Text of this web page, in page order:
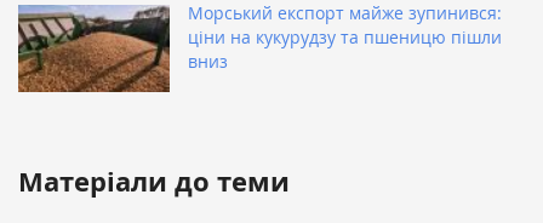
Морський експорт майже зупинився:
ціни на кукурудзу та пшеницю пішли
вниз
Матеріали до теми